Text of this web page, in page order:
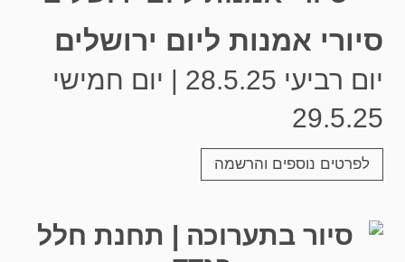
סיורי אמנות ליום ירושלים
יום רביעי 28.5.25 | יום חמישי
29.5.25
לפרטים נוספים והרשמה